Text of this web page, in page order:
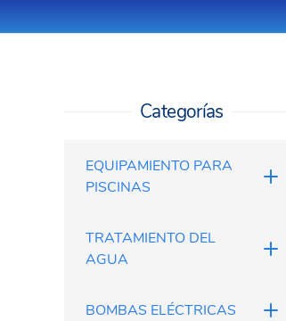
Categorías
EQUIPAMIENTO PARA
PISCINAS
TRATAMIENTO DEL
AGUA
BOMBAS ELÉCTRICAS